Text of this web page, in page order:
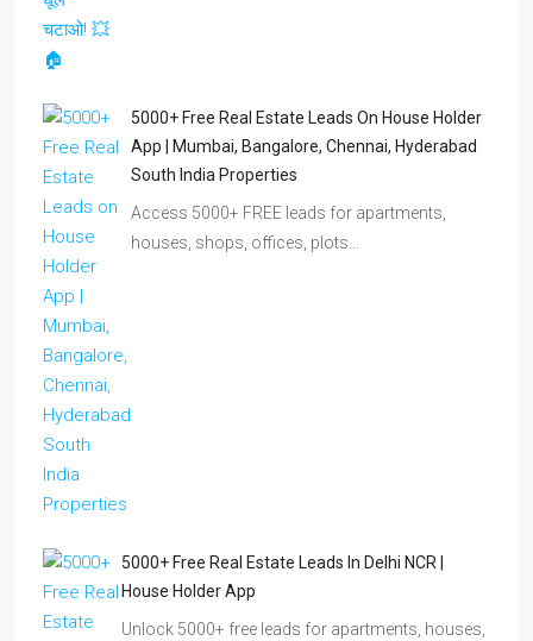
5000+ Free Real Estate Leads On House Holder
App | Mumbai, Bangalore, Chennai, Hyderabad
South India Properties
Access 5000+ FREE leads for apartments,
houses, shops, offices, plots…
5000+ Free Real Estate Leads In Delhi NCR |
House Holder App
Unlock 5000+ free leads for apartments, houses,